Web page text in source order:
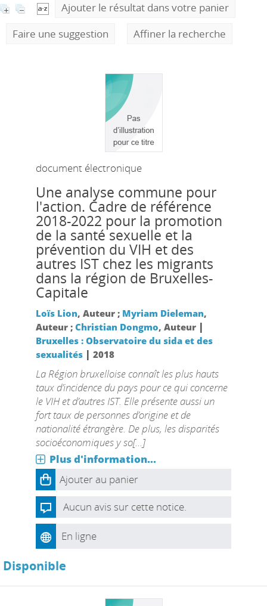
Ajouter le résultat dans votre panier
Faire une suggestion
Affiner la recherche
document électronique
Une analyse commune pour
l'action. Cadre de référence
2018-2022 pour la promotion
de la santé sexuelle et la
prévention du VIH et des
autres IST chez les migrants
dans la région de Bruxelles-
Capitale
Loïs Lion, Auteur ; Myriam Dieleman,
Auteur ; Christian Dongmo, Auteur |
Bruxelles : Observatoire du sida et des
sexualités| 2018
La Région bruxelloise connaît les plus hauts
taux d’incidence du pays pour ce qui concerne
le VIH et d’autres IST. Elle présente aussi un
fort taux de personnes d’origine et de
nationalité étrangère. De plus, les disparités
socioéconomiques y so[...]
Plus d'information...
Ajouter au panier
Aucun avis sur cette notice.
En ligne
Disponible